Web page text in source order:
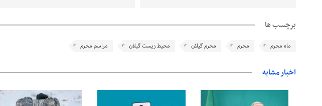
برچسب ها
ماه محرم محرم محرم گیلان محیط زیست گیلان مراسم محرم
اخبار مشابه